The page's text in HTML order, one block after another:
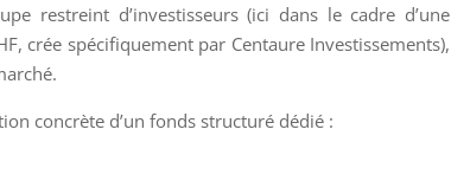
restreint d’investisseurs (ici dans le cadre d’une
crée spécifiquement par Centaure Investissements),
concrète d’un fonds structuré dédié :